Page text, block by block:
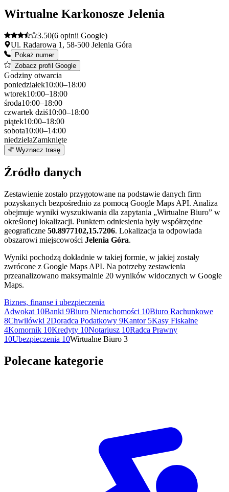
−
Wirtualne Karkonosze Jelenia
3.50(6 opinii Google)
Ul. Radarowa 1, 58-500 Jelenia Góra
Pokaż numer
Zobacz profil Google
Godziny otwarcia
poniedziałek10:00–18:00
wtorek10:00–18:00
środa10:00–18:00
czwartek dziś10:00–18:00
piątek10:00–18:00
sobota10:00–14:00
niedzielaZamknięte
+
−
Wyznacz trasę
Źródło danych
Zestawienie zostało przygotowane na podstawie danych firm
pozyskanych bezpośrednio za pomocą Google Maps API. Analiza
obejmuje wyniki wyszukiwania dla zapytania „Wirtualne Biuro” w
określonej lokalizacji. Punktem odniesienia były współrzędne
geograficzne 50.8977102,15.7206. Lokalizacja ta odpowiada
obszarowi miejscowości Jelenia Góra.
Wyniki pochodzą dokładnie w takiej formie, w jakiej zostały
zwrócone z Google Maps API. Na potrzeby zestawienia
przeanalizowano maksymalnie 20 wyników widocznych w Google
Maps.
Biznes, finanse i ubezpieczenia
Adwokat 10Banki 9Biuro Nieruchomości 10Biuro Rachunkowe
8Chwilówki 2Doradca Podatkowy 9Kantor 5Kasy Fiskalne
4Komornik 10Kredyty 10Notariusz 10Radca Prawny
10Ubezpieczenia 10Wirtualne Biuro 3
Polecane kategorie